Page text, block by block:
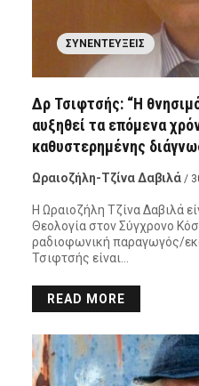
ΣΥΝΕΝΤΕΎΞΕΙΣ
Δρ Τσιφτσής: “Η
αυξηθεί τα επόμενα
καθυστερημένης
Ωραιοζήλη-Τζίνα Δαβιλά /
Η Ωραιοζήλη Τζίνα Δαβιλά
Θεολογία στον Σύγχρονο
ραδιοφωνική παραγωγός/
Τσιφτσής είναι…
READ MORE